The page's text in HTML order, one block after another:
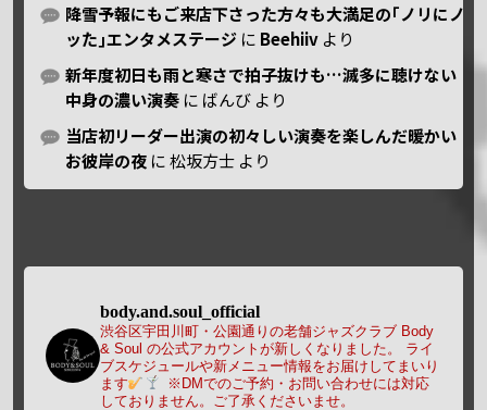
降雪予報にもご来店下さった方々も大満足の｢ノリにノ
ッた｣エンタメステージ に Beehiiv より
新年度初日も雨と寒さで拍子抜けも…滅多に聴けない
中身の濃い演奏 に ばんび より
当店初リーダー出演の初々しい演奏を楽しんだ暖かい
お彼岸の夜 に松坂方士 より
body.and.soul_official
渋谷区宇田川町・公園通りの老舗ジャズクラブ Body
& Soul の公式アカウントが新しくなりました。
ライ
ブスケジュールや新メニュー情報をお届けしてまいり
ます
※DMでのご予約・お問い合わせには対応
しておりません。ご了承くださいませ。